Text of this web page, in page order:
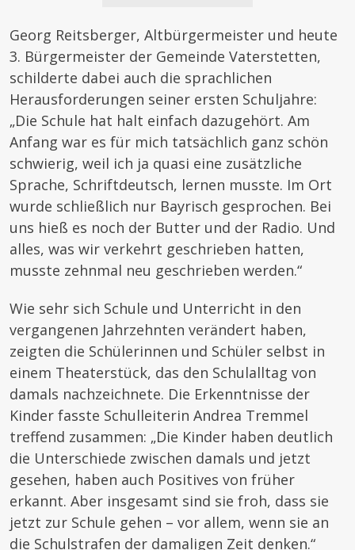
Georg Reitsberger, Altbürgermeister und heute
3. Bürgermeister der Gemeinde Vaterstetten,
schilderte dabei auch die sprachlichen
Herausforderungen seiner ersten Schuljahre:
„Die Schule hat halt einfach dazugehört. Am
Anfang war es für mich tatsächlich ganz schön
schwierig, weil ich ja quasi eine zusätzliche
Sprache, Schriftdeutsch, lernen musste. Im Ort
wurde schließlich nur Bayrisch gesprochen. Bei
uns hieß es noch der Butter und der Radio. Und
alles, was wir verkehrt geschrieben hatten,
musste zehnmal neu geschrieben werden.“
Wie sehr sich Schule und Unterricht in den
vergangenen Jahrzehnten verändert haben,
zeigten die Schülerinnen und Schüler selbst in
einem Theaterstück, das den Schulalltag von
damals nachzeichnete. Die Erkenntnisse der
Kinder fasste Schulleiterin Andrea Tremmel
treffend zusammen: „Die Kinder haben deutlich
die Unterschiede zwischen damals und jetzt
gesehen, haben auch Positives von früher
erkannt. Aber insgesamt sind sie froh, dass sie
jetzt zur Schule gehen – vor allem, wenn sie an
die Schulstrafen der damaligen Zeit denken.“